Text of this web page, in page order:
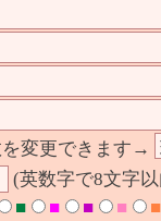
変更できます→
(英数字で8文字
■ ■ ■ ■ ■